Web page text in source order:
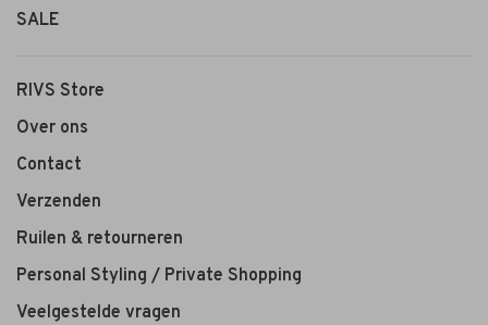
SALE
RIVS Store
Over ons
Contact
Verzenden
Ruilen & retourneren
Personal Styling / Private Shopping
Veelgestelde vragen